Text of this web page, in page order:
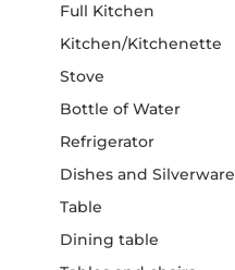
Full Kitchen
Kitchen/Kitchenette
Stove
Bottle of Water
Refrigerator
Dishes and Silverware
Table
Dining table